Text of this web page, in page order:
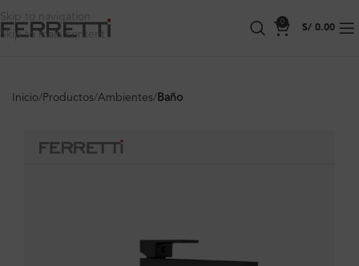
Skip to navigation
Skip to main content
0
S/ 0.00
Inicio Productos Ambientes Baño